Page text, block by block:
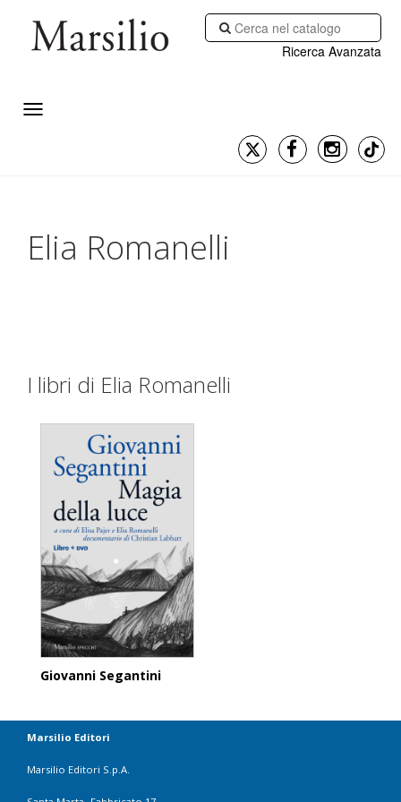
Ricerca Avanzata
Elia Romanelli
I libri di Elia Romanelli
Giovanni Segantini
Marsilio Editori
Marsilio Editori S.p.A.